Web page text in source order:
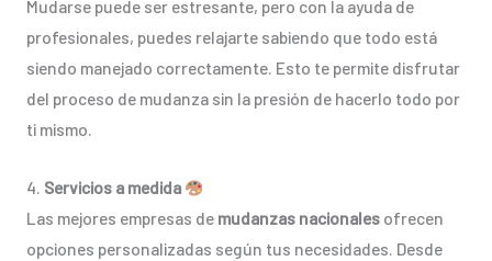
Mudarse puede ser estresante, pero con la ayuda de
profesionales, puedes relajarte sabiendo que todo está
siendo manejado correctamente. Esto te permite disfrutar
del proceso de mudanza sin la presión de hacerlo todo por
ti mismo.
4. Servicios a medida
Las mejores empresas de mudanzas nacionalesofrecen
opciones personalizadas según tus necesidades. Desde